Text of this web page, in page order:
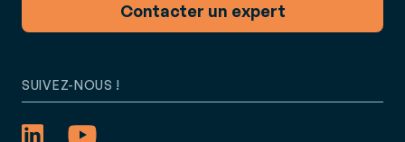
Contacter un expert
SUIVEZ-NOUS !